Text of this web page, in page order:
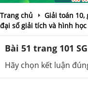
Trang chủ
Giải toán 10,
đại số giải tích và hình học
Bài 51 trang 101
Hãy chọn kết luận